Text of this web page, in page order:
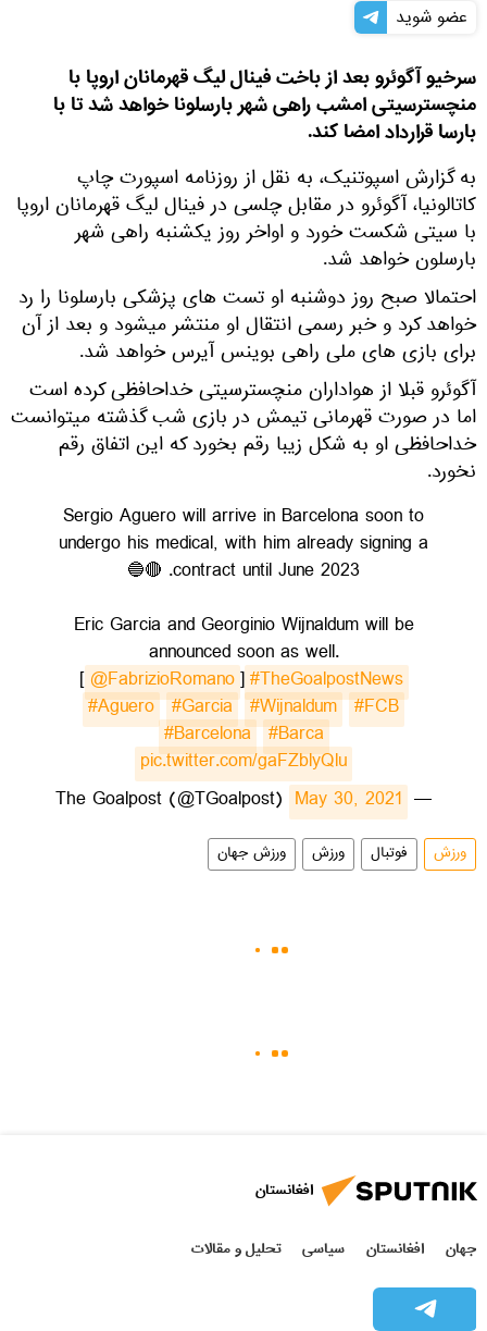
عضو شوید
سرخیو آگوئرو بعد از باخت فینال لیگ قهرمانان اروپا با
منچسترسیتی امشب راهی شهر بارسلونا خواهد شد تا با
بارسا قرارداد امضا کند.
به گزارش اسپوتنیک، به نقل از روزنامه اسپورت چاپ
کاتالونیا، آگوئرو در مقابل چلسی در فینال لیگ قهرمانان اروپا
با سیتی شکست خورد و اواخر روز یکشنبه راهی شهر
بارسلون خواهد شد.
احتمالا صبح روز دوشنبه او تست های پزشکی بارسلونا را رد
خواهد کرد و خبر رسمی انتقال او منتشر میشود و بعد از آن
برای بازی های ملی راهی بوینس آیرس خواهد شد.
آگوئرو قبلا از هواداران منچسترسیتی خداحافظی کرده است
اما در صورت قهرمانی تیمش در بازی شب گذشته میتوانست
خداحافظی او به شکل زیبا رقم بخورد که این اتفاق رقم
نخورد.
Sergio Aguero will arrive in Barcelona soon to
undergo his medical, with him already signing a
contract until June 2023. 🔴🔵
Eric Garcia and Georginio Wijnaldum will be
announced soon as well.
[ @FabrizioRomano]#TheGoalpostNews
#Aguero #Garcia #Wijnaldum #FCB
#Barcelona #Barca
pic.twitter.com/gaFZblyQlu
— The Goalpost (@TGoalpost)
May 30, 2021
ورزش فوتبال ورزش ورزش جهان
افغانستان
جهان افغانستان سیاسی تحلیل و مقالات